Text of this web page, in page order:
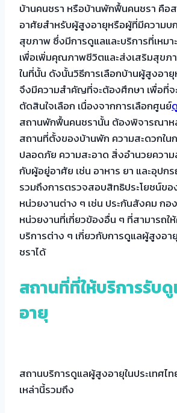
บ้านคนชรา หรือบ้านพักฟื้นคนชรา คือ
อาศัยสำหรับผู้สูงอายุหรือผู้ที่มีความบ
สุขภาพ ซึ่งมีการดูแลและบริการที่เหมา
เพื่อเพิ่มคุณภาพชีวิตและส่งเสริมสุข
ในที่นั้น ดังนั้นวิธีการเลือกบ้านผู้สูงอา
จึงมีความสำคัญที่จะต้องศึกษา เพื่อที่จ
ตัดสินใจเลือก เนื่องจากการเลือกศูนย์
สถานพักฟื้นคนชรานั้น ต้องพิจารณาห
สถานที่ตั้งของบ้านพัก ความสะดวกใน
ปลอดภัย ความสะอาด สิ่งอำนวยความ
กับผู้อยู่อาศัย เช่น อาหาร ยา และอุป
รวมถึงการตรวจสอบสิทธิประโยชน์ข
หน่วยงานต่าง ๆ เช่น ประกันสังคม กอ
หน่วยงานที่เกี่ยวข้องอื่น ๆ ที่สามารถให้
บริการต่าง ๆ เกี่ยวกับการดูแลผู้สูงอ
ชราได้
สถานที่ที่ให้บริการรับ
อายุ
สถานบริการดูแลผู้สูงอายุในประเทศไ
เหล่านี้รวมถึง